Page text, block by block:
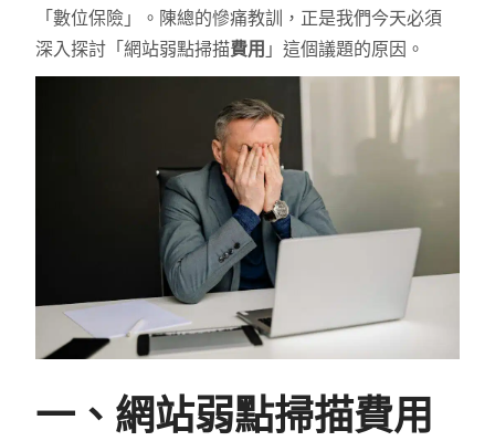
「數位保險」。陳總的慘痛教訓，正是我們今天必須
深入探討「網站弱點掃描費用 」這個議題的原因。
一、網站弱點掃描費用